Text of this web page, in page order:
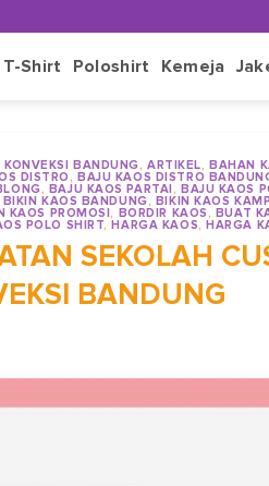
T-Shirt Poloshirt Kemeja
BANDUNG,ARTIKEL,BAHAN
DISTRO,BAJU KAOS DISTRO
, BAJU KAOS PARTAI, BAJU KAOS
BIKIN KAOS BANDUNG, BIKIN KAOS
KAOS PROMOSI, BORDIR KAOS, BUAT
POLO SHIRT,HARGA KAOS,HARGA
SEKOLAH
BANDUNG